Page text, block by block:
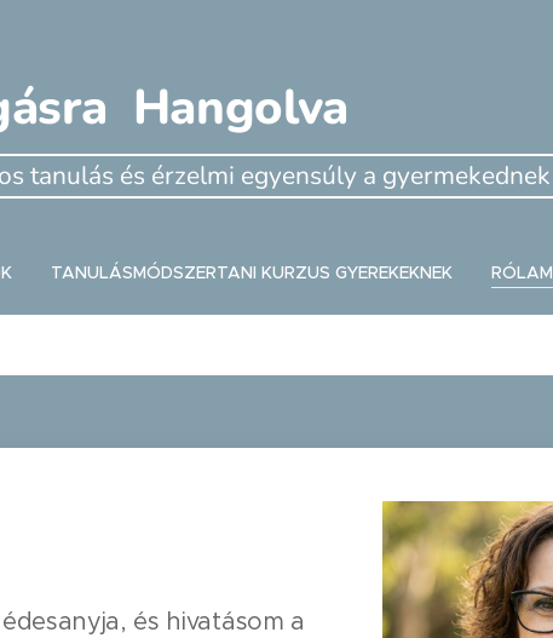
Hangolva
tanulás és érzelmi egyensúly a gyermekednek
TANULÁSMÓDSZERTANI KURZUS GYEREKEKNEK RÓLAM
és hivatásom a